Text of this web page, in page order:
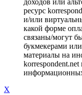
доходов или
ресурс
и/или
какой форме
связаны/могут
букмекерами
материалы на
X